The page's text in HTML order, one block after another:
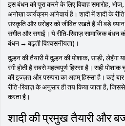
इस बंधन को पूरा करने के लिएविवाह समारोह, भोज,
अनोखा कार्यक्रमअनिवार्य है। शादी मेंशादी के
संस्कृति और धरोहर को जीवित रखते हैंभी बड़े
संगीत और सगाई। ये रीति‑रिवाज़ सामाजिक
बंधन → बढ़ती विश्वसनीयता)।
दुल्हन की तैयारी मेंदुल्हन की पोशाक, साड़ी, लेहँगा
रंगी होती हैसबसे महत्वपूर्ण हिस्सा है। सही पोशाक
की इज्ज़त और परम्परा का अहम् हिस्सा है। कई
रीति‑रिवाज़ के अनुसार ही तय किया जाता है,
करता है।
शादी की प्रमुख तैयारी और